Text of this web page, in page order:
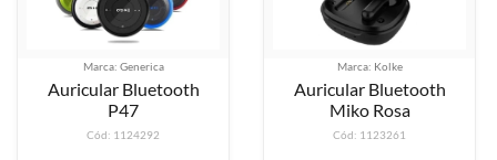
Marca: Generica
Auricular Bluetooth
P47
Cód: 1124292
Marca: Kolke
Auricular Bluetooth
Miko Rosa
Cód: 1123261